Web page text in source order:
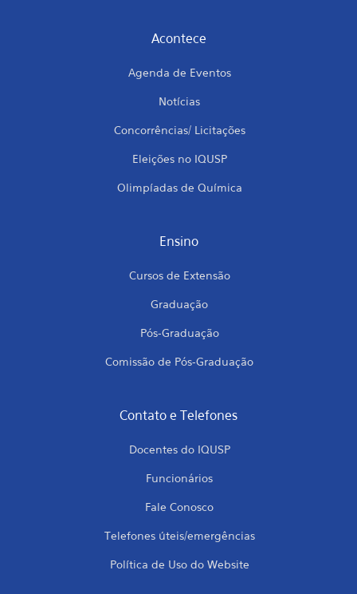
Acontece
Agenda de Eventos
Notícias
Concorrências/ Licitações
Eleições no IQUSP
Olimpíadas de Química
Ensino
Cursos de Extensão
Graduação
Pós-Graduação
Comissão de Pós-Graduação
Contato e Telefones
Docentes do IQUSP
Funcionários
Fale Conosco
Telefones úteis/emergências
Política de Uso do Website